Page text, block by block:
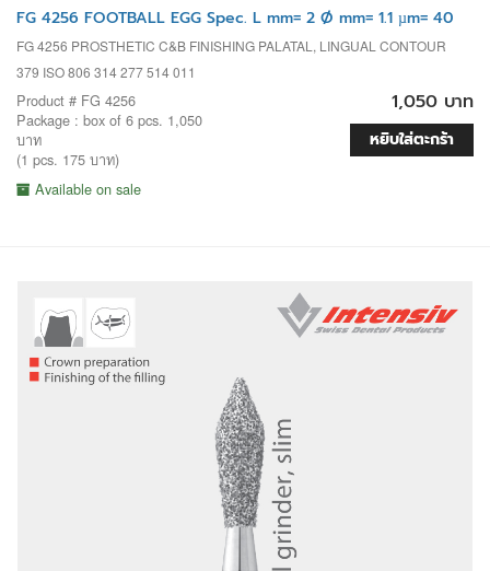
FG 4256 FOOTBALL EGG Spec. L mm= 2 Ø mm= 1.1 µm= 40
FG 4256 PROSTHETIC C&B FINISHING PALATAL, LINGUAL CONTOUR
379 ISO 806 314 277 514 011
Product # FG 4256
Package : box of 6 pcs. 1,050
บาท
(1 pcs. 175 บาท)
Available on sale
1,050 บาท
หยิบใส่ตะกร้า